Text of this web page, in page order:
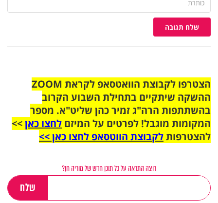
שלח תגובה
הצטרפו לקבוצת הוואטסאפ לקראת ZOOM
ההשקה שיתקיים בתחילת השבוע הקרוב
בהשתתפות הרה"ג זמיר כהן שליט"א. מספר
המקומות מוגבל! לפרטים על המיזם לחצו כאן>>
להצטרפותלקבוצת הווטסאפ לחצו כאן >>
רוצה התראה על כל תוכן חדש של מוריה חן?